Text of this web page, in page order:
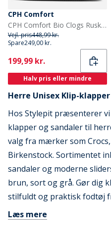
CPH Comfort
CPH Comfort Bio Clogs Ruskind Sandaler Sort
Vejl. pris448,99 kr.
Spare249,00 kr.
Current
199,99 kr.
Halv pris eller mindre
Herre Unisex Klip-
Hos Stylepit præsenterer
klapper og sandaler til
valg fra mærker som
Birkenstock. Sortimentet
sandaler og moderne
brun, sort og grå. Gør dig
stilfuldt og praktisk fodtøj
Læs mere